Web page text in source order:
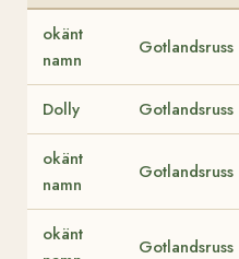
okänt
namn
Gotlandsruss
Dolly Gotlandsruss
okänt
namn
Gotlandsruss
okänt
Gotlandsruss